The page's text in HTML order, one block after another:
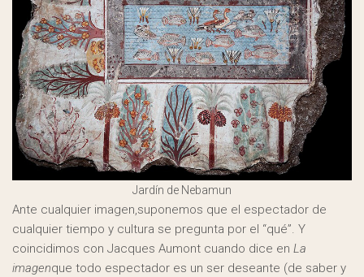
Jardín de Nebamun
Ante cualquier imagen,suponemos que el espectador de
cualquier tiempo y cultura se pregunta por el “qué”. Y
coincidimos con Jacques Aumont cuando dice en La
imagenque todo espectador es un ser deseante (de saber y